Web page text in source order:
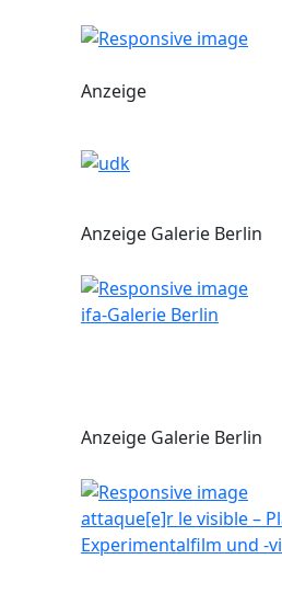
Anzeige
Anzeige Galerie Berlin
ifa-Galerie Berlin
Anzeige Galerie Berlin
attaque[e]r le visible –
Experimentalfilm und -